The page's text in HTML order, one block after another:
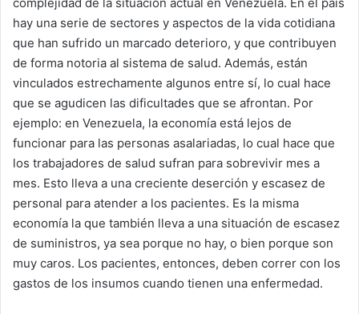
hay una serie de sectores y aspectos de la vida cotidiana
que han sufrido un marcado deterioro, y que contribuyen
de forma notoria al sistema de salud. Además, están
vinculados estrechamente algunos entre sí, lo cual hace
que se agudicen las dificultades que se afrontan. Por
ejemplo: en Venezuela, la economía está lejos de
funcionar para las personas asalariadas, lo cual hace que
los trabajadores de salud sufran para sobrevivir mes a
mes. Esto lleva a una creciente deserción y escasez de
personal para atender a los pacientes. Es la misma
economía la que también lleva a una situación de escasez
de suministros, ya sea porque no hay, o bien porque son
muy caros. Los pacientes, entonces, deben correr con los
gastos de los insumos cuando tienen una enfermedad.